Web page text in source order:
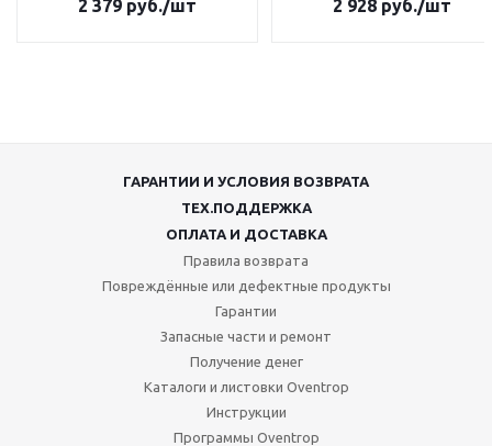
2 379 руб./шт 2 928 руб./шт
ГАРАНТИИ И УСЛОВИЯ ВОЗВРАТА
ТЕХ.ПОДДЕРЖКА
ОПЛАТА И ДОСТАВКА
Правила возврата
Повреждённые или дефектные продукты
Гарантии
Запасные части и ремонт
Получение денег
Каталоги и листовки Oventrop
Инструкции
Программы Oventrop